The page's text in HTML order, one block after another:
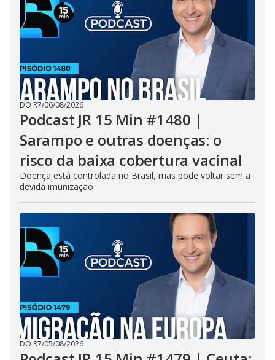
DO R7/06/08/2026
Podcast JR 15 Min #1480 |
Sarampo e outras doenças: o
risco da baixa cobertura vacinal
Doença está controlada no Brasil, mas pode voltar sem a
devida imunização
DO R7/05/08/2026